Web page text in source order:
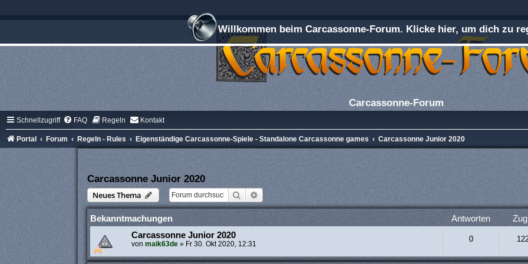
Willkommen beim Carcassonne-Forum. Klicke hier, um dich zu
Carcassonne-Forum
Schnellzugriff FAQ Regeln Kontakt
Portal Forum Regeln - Rules Eigenständige Carcassonne-Spiele - Standalone Carcassonne games Carcassonne Junior 2020
Carcassonne Junior 2020
Neues Thema
Suche Erweiterte Suche
Bekanntmachungen Antworten
Carcassonne Junior 2020
von maik63de» Fr 30. Okt 2020, 12:31
0